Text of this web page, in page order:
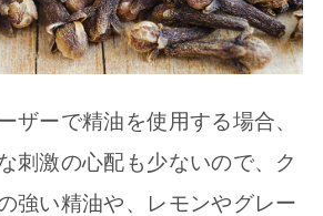
ザーで精油を使用する場合、
刺激の心配も少ないので、ク
強い精油や、レモンやグレー